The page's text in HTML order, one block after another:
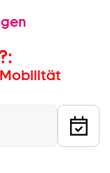
Mobilität